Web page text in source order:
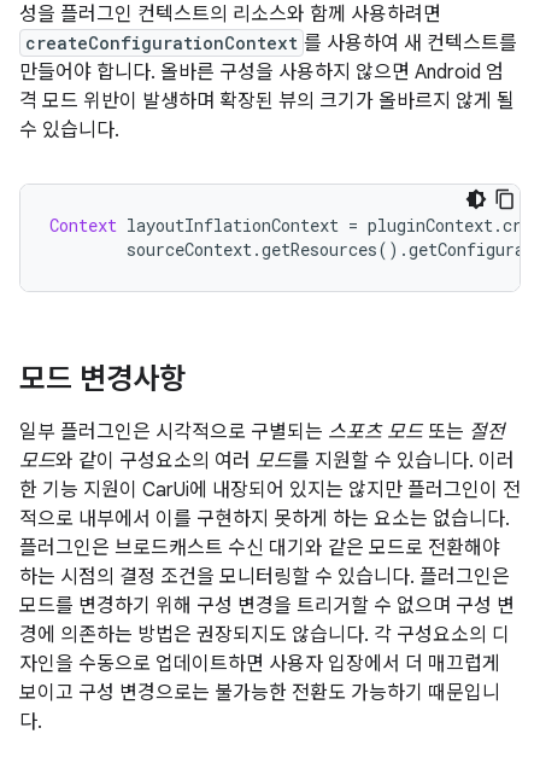
성을 플러그인 컨텍스트의 리소스와 함께 사용하려면
createConfigurationContext 를 사용하여 새 컨텍스트를
만들어야 합니다. 올바른 구성을 사용하지 않으면 Android 엄
격 모드 위반이 발생하며 확장된 뷰의 크기가 올바르지 않게 될
수 있습니다.
Context layoutInflationContext = pluginContext.
sourceContext.getResources().
모드 변경사항
일부 플러그인은 시각적으로 구별되는 스포츠 모드 또는 절전
모드와 같이 구성요소의 여러 모드를 지원할 수 있습니다. 이러
한 기능 지원이 CarUi에 내장되어 있지는 않지만 플러그인이 전
적으로 내부에서 이를 구현하지 못하게 하는 요소는 없습니다.
플러그인은 브로드캐스트 수신 대기와 같은 모드로 전환해야
하는 시점의 결정 조건을 모니터링할 수 있습니다. 플러그인은
모드를 변경하기 위해 구성 변경을 트리거할 수 없으며 구성 변
경에 의존하는 방법은 권장되지도 않습니다. 각 구성요소의 디
자인을 수동으로 업데이트하면 사용자 입장에서 더 매끄럽게
보이고 구성 변경으로는 불가능한 전환도 가능하기 때문입니
다.